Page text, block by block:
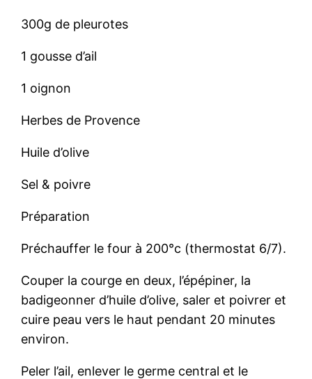
300g de pleurotes
1 gousse d’ail
1 oignon
Herbes de Provence
Huile d’olive
Sel & poivre
Préparation
Préchauffer le four à 200°c (thermostat 6/7).
Couper la courge en deux, l’épépiner, la
badigeonner d’huile d’olive, saler et poivrer et
cuire peau vers le haut pendant 20 minutes
environ.
Peler l’ail, enlever le germe central et le